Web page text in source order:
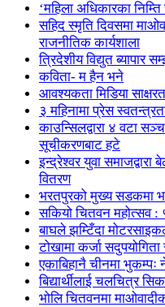
‘महिला अधिकारका
सहिद स्मृति दिवसमा
राजनीतिक कार्यशाला
त्रिदेशीय विद्युत ब्यापार
कविता- म हैन भने
आवश्यकता मिडिया
३ महिनामा प्रेस
काउन्सिलद्वारा ४ वटा
सूचीकरणबाट हटे
इन्द्रेश्वर युवा समाजद्वारा
वितरण
भरतपुरको मुख्य सडकमा
सकियो चितवन महोत्सव :
बाघले झम्टिँदा
टोखामा कर्जा
एकाबिहानै चीनमा
बिद्यार्थीलाई चलचित्र
भोलि चितवनमा